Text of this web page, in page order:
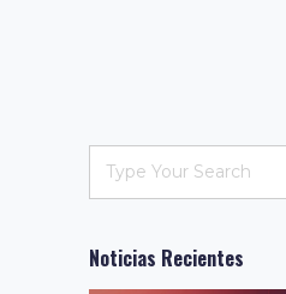
Noticias Recientes